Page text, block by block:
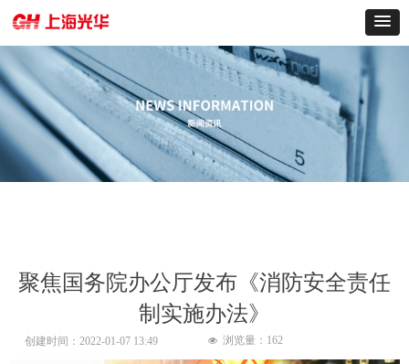
聚焦国务院办公厅发布《消防安全责任
制实施办法》
创建时间： 2022-01-07 13:49 넶 浏览量： 162